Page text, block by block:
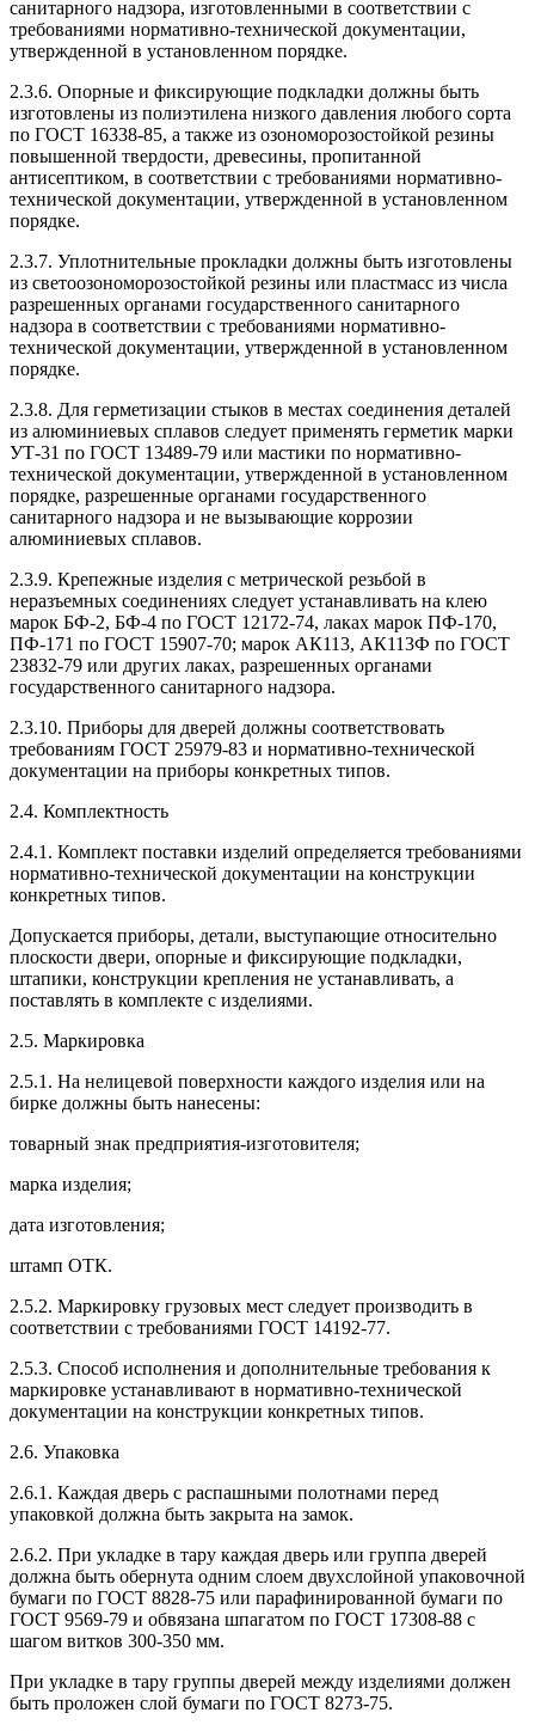
санитарного надзора, изготовленными в соответствии с
требованиями нормативно-технической документации,
утвержденной в установленном порядке.
2.3.6. Опорные и фиксирующие подкладки должны быть
изготовлены из полиэтилена низкого давления любого сорта
по ГОСТ 16338-85, а также из озономорозостойкой резины
повышенной твердости, древесины, пропитанной
антисептиком, в соответствии с требованиями нормативно-
технической документации, утвержденной в установленном
порядке.
2.3.7. Уплотнительные прокладки должны быть изготовлены
из светоозономорозостойкой резины или пластмасс из числа
разрешенных органами государственного санитарного
надзора в соответствии с требованиями нормативно-
технической документации, утвержденной в установленном
порядке.
2.3.8. Для герметизации стыков в местах соединения деталей
из алюминиевых сплавов следует применять герметик марки
УТ-31 по ГОСТ 13489-79 или мастики по нормативно-
технической документации, утвержденной в установленном
порядке, разрешенные органами государственного
санитарного надзора и не вызывающие коррозии
алюминиевых сплавов.
2.3.9. Крепежные изделия с метрической резьбой в
неразъемных соединениях следует устанавливать на клею
марок БФ-2, БФ-4 по ГОСТ 12172-74, лаках марок ПФ-170,
ПФ-171 по ГОСТ 15907-70; марок АК113, АК113Ф по ГОСТ
23832-79 или других лаках, разрешенных органами
государственного санитарного надзора.
2.3.10. Приборы для дверей должны соответствовать
требованиям ГОСТ 25979-83 и нормативно-технической
документации на приборы конкретных типов.
2.4. Комплектность
2.4.1. Комплект поставки изделий определяется требованиями
нормативно-технической документации на конструкции
конкретных типов.
Допускается приборы, детали, выступающие относительно
плоскости двери, опорные и фиксирующие подкладки,
штапики, конструкции крепления не устанавливать, а
поставлять в комплекте с изделиями.
2.5. Маркировка
2.5.1. На нелицевой поверхности каждого изделия или на
бирке должны быть нанесены:
товарный знак предприятия-изготовителя;
марка изделия;
дата изготовления;
штамп ОТК.
2.5.2. Маркировку грузовых мест следует производить в
соответствии с требованиями ГОСТ 14192-77.
2.5.3. Способ исполнения и дополнительные требования к
маркировке устанавливают в нормативно-технической
документации на конструкции конкретных типов.
2.6. Упаковка
2.6.1. Каждая дверь с распашными полотнами перед
упаковкой должна быть закрыта на замок.
2.6.2. При укладке в тару каждая дверь или группа дверей
должна быть обернута одним слоем двухслойной упаковочной
бумаги по ГОСТ 8828-75 или парафинированной бумаги по
ГОСТ 9569-79 и обвязана шпагатом по ГОСТ 17308-88 с
шагом витков 300-350 мм.
При укладке в тару группы дверей между изделиями должен
быть проложен слой бумаги по ГОСТ 8273-75.